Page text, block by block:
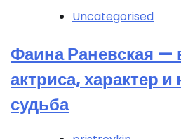
Uncategorised
Фаина Раневская —
актриса, характер и
судьба